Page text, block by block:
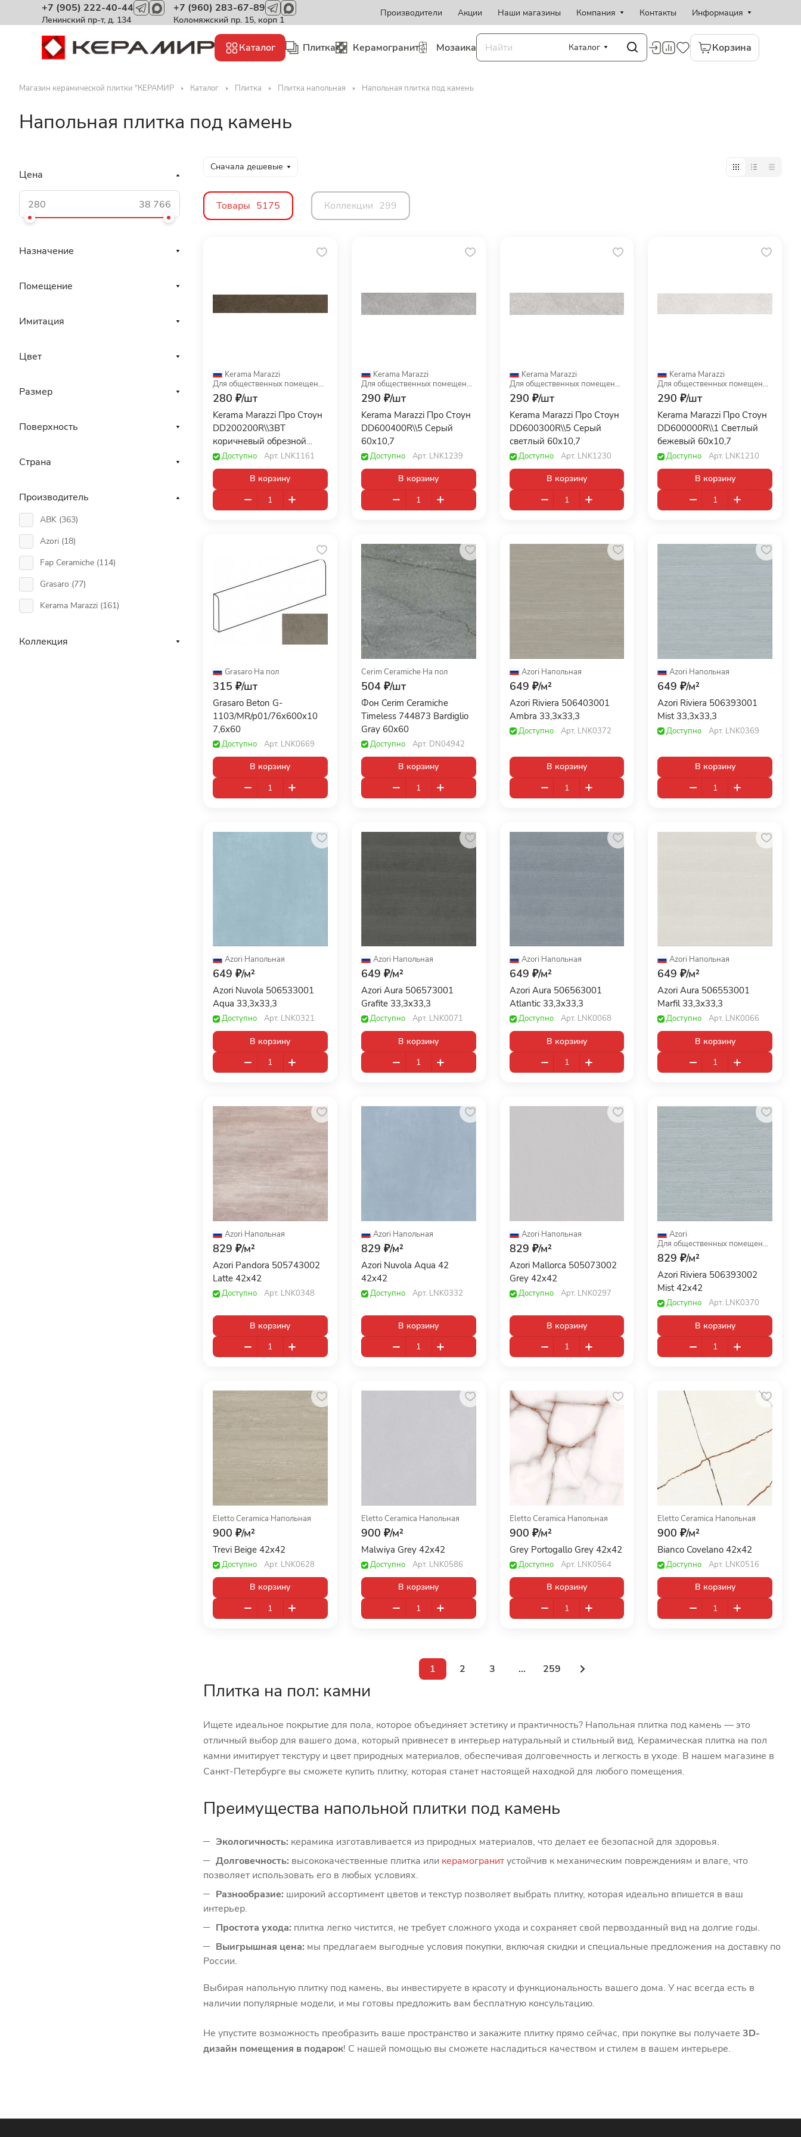
+7 (905) 222-40-44
Ленинский пр-т, д. 134
+7 (960) 283-67-89
Коломяжский пр. 15, корп 1
Производители Акции Наши магазины Компания Контакты Информация
Каталог Плитка Керамогранит Мозаика Каталог Корзина
Магазин керамической плитки "КЕРАМИР Каталог Плитка Плитка напольная Напольная плитка под камень
Напольная плитка под камень
Сначала дешевые
Товары 5175 Коллекции 299
Kerama Marazzi·
Для общественных помещений
280 ₽/шт
Kerama Marazzi Про Стоун
DD200200R\\3BT
коричневый обрезнoй
60x9,5
Доступно Арт. LNK1161
В корзину
Kerama Marazzi·
Для общественных помещений
290 ₽/шт
Kerama Marazzi Про Стоун
DD600400R\\5 Серый
60x10,7
Доступно Арт. LNK1239
В корзину
Kerama Marazzi·
Для общественных помещений
290 ₽/шт
Kerama Marazzi Про Стоун
DD600300R\\5 Серый
светлый 60x10,7
Доступно Арт. LNK1230
В корзину
Kerama Marazzi·
Для общественных помещений
290 ₽/шт
Kerama Marazzi Про Стоун
DD600000R\\1 Светлый
бежевый 60x10,7
Доступно Арт. LNK1210
В корзину
Grasaro·На пол
315 ₽/шт
Grasaro Beton G-
1103/MR/p01/76x600x10
7,6x60
Доступно Арт. LNK0669
В корзину
Cerim Ceramiche·На пол
504 ₽/шт
Фон Cerim Ceramiche
Timeless 744873 Bardiglio
Gray 60x60
Доступно Арт. DN04942
В корзину
Azori·Напольная
649 ₽/м²
Azori Riviera 506403001
Ambra 33,3x33,3
Доступно Арт. LNK0372
В корзину
Azori·Напольная
649 ₽/м²
Azori Riviera 506393001
Mist 33,3x33,3
Доступно Арт. LNK0369
В корзину
Azori·Напольная
649 ₽/м²
Azori Nuvola 506533001
Aqua 33,3x33,3
Доступно Арт. LNK0321
В корзину
Azori·Напольная
649 ₽/м²
Azori Aura 506573001
Grafite 33,3x33,3
Доступно Арт. LNK0071
В корзину
Azori·Напольная
649 ₽/м²
Azori Aura 506563001
Atlantic 33,3x33,3
Доступно Арт. LNK0068
В корзину
Azori·Напольная
649 ₽/м²
Azori Aura 506553001
Marfil 33,3x33,3
Доступно Арт. LNK0066
В корзину
Azori·Напольная
829 ₽/м²
Azori Pandora 505743002
Latte 42x42
Доступно Арт. LNK0348
В корзину
Azori·Напольная
829 ₽/м²
Azori Nuvola Aqua 42
42x42
Доступно Арт. LNK0332
В корзину
Azori·Напольная
829 ₽/м²
Azori Mallorca 505073002
Grey 42x42
Доступно Арт. LNK0297
В корзину
Azori·
Для общественных помещений
829 ₽/м²
Azori Riviera 506393002
Mist 42x42
Доступно Арт. LNK0370
В корзину
Eletto Ceramica·Напольная
900 ₽/м²
Trevi Beige 42x42
Доступно Арт. LNK0628
В корзину
Eletto Ceramica·Напольная
900 ₽/м²
Malwiya Grey 42x42
Доступно Арт. LNK0586
В корзину
Eletto Ceramica·Напольная
900 ₽/м²
Grey Portogallo Grey 42x42
Доступно Арт. LNK0564
В корзину
Eletto Ceramica·Напольная
900 ₽/м²
Bianco Covelano 42x42
Доступно Арт. LNK0516
В корзину
1 2 3 ... 259
Плитка на пол: камни
Ищете идеальное покрытие для пола, которое объединяет эстетику и практичность? Напольная плитка под камень — это
отличный выбор для вашего дома, который привнесет в интерьер натуральный и стильный вид. Керамическая плитка на пол
камни имитирует текстуру и цвет природных материалов, обеспечивая долговечность и легкость в уходе. В нашем магазине в
Санкт-Петербурге вы сможете купить плитку, которая станет настоящей находкой для любого помещения.
Преимущества напольной плитки под камень
Экологичность: керамика изготавливается из природных материалов, что делает ее безопасной для здоровья.
Долговечность: высококачественные плитка или керамогранитустойчив к механическим повреждениям и влаге, что
позволяет использовать его в любых условиях.
Разнообразие: широкий ассортимент цветов и текстур позволяет выбрать плитку, которая идеально впишется в ваш
интерьер.
Простота ухода: плитка легко чистится, не требует сложного ухода и сохраняет свой первозданный вид на долгие годы.
Выигрышная цена: мы предлагаем выгодные условия покупки, включая скидки и специальные предложения на доставку по
России.
Выбирая напольную плитку под камень, вы инвестируете в красоту и функциональность вашего дома. У нас всегда есть в
наличии популярные модели, и мы готовы предложить вам бесплатную консультацию.
Не упустите возможность преобразить ваше пространство и закажите плитку прямо сейчас, при покупке вы получаете 3D-
дизайн помещения в подарок! С нашей помощью вы сможете насладиться качеством и стилем в вашем интерьере.
Цена
Назначение
Помещение
Имитация
Цвет
Размер
Поверхность
Страна
Производитель
ABK (363)
Azori (18)
Fap Ceramiche (114)
Grasaro (77)
Kerama Marazzi (161)
Коллекция